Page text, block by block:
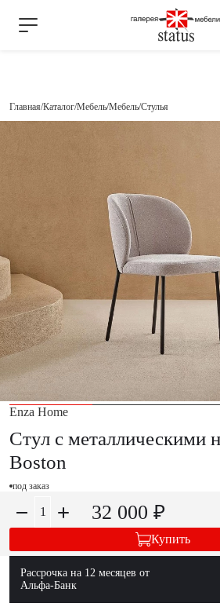
Главная Каталог Мебель Мебель Стулья
Enza Home
Стул с металлическими
Boston
под заказ
32 000 ₽
Купить
Рассрочка на 12 месяцев от
Альфа-Банк